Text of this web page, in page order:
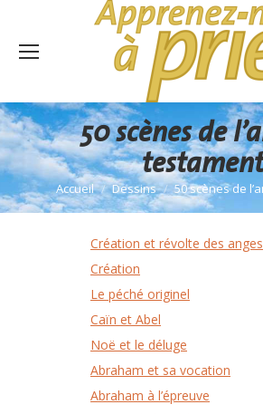
50 scènes de
testament
Vous êtes ici :
Accueil Dessins 50 scènes de
Création et révolte des anges
Création
Le péché originel
Caïn et Abel
Noë et le déluge
Abraham et sa vocation
Abraham à l’épreuve